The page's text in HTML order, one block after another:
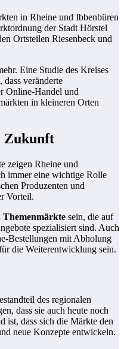
in Rheine und Ibbenbüren
der Stadt Hörstel
Ortsteilen Riesenbeck und
Eine Studie des Kreises
dass veränderte
Online-Handel und
in kleineren Orten
Zukunft
zeigen Rheine und
immer eine wichtige Rolle
Produzenten und
Vorteil.
Themenmärkte sein, die auf
spezialisiert sind. Auch
Bestellungen mit Abholung
die Weiterentwicklung sein.
des regionalen
dass sie auch heute noch
ist, dass sich die Märkte den
neue Konzepte entwickeln.